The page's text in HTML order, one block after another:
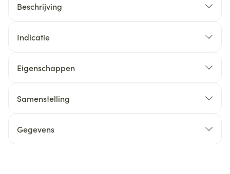
Beschrijving
Indicatie
Eigenschappen
Samenstelling
Gegevens